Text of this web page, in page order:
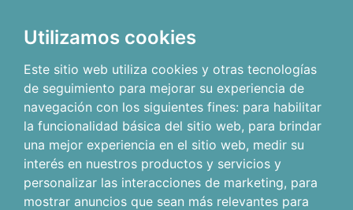
Utilizamos cookies
Este sitio web utiliza cookies y otras tecnologías
de seguimiento para mejorar su experiencia de
navegación con los siguientes fines: para habilitar
la funcionalidad básica del sitio web, para brindar
una mejor experiencia en el sitio web, medir su
interés en nuestros productos y servicios y
personalizar las interacciones de marketing, para
mostrar anuncios que sean más relevantes para